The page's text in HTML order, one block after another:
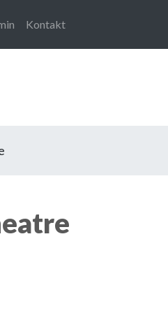
Kontakt